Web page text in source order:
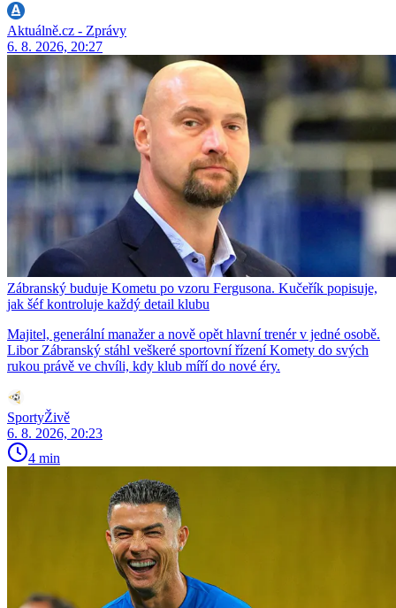
Aktuálně.cz - Zprávy
6. 8. 2026, 20:27
Zábranský buduje Kometu po vzoru Fergusona. Kučeřík popisuje,
jak šéf kontroluje každý detail klubu
Majitel, generální manažer a nově opět hlavní trenér v jedné osobě.
Libor Zábranský stáhl veškeré sportovní řízení Komety do svých
rukou právě ve chvíli, kdy klub míří do nové éry.
SportyŽivě
6. 8. 2026, 20:23
4 min